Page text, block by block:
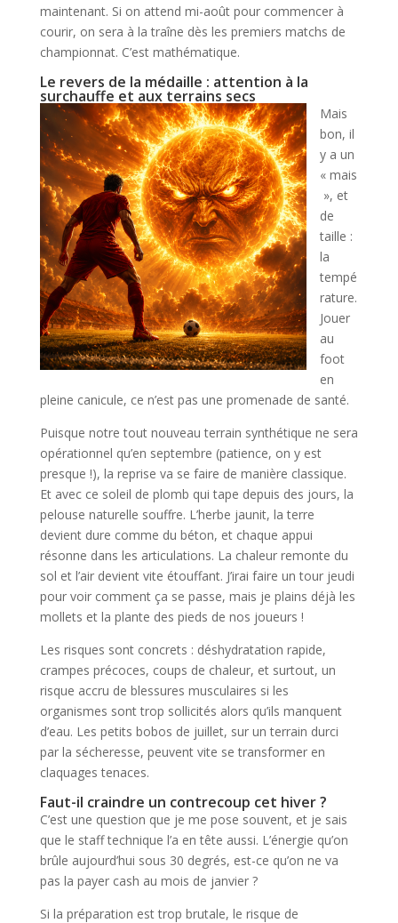
maintenant. Si on attend mi-août pour commencer à
courir, on sera à la traîne dès les premiers matchs de
championnat. C’est mathématique.
Le revers de la médaille : attention à la
surchauffe et aux terrains secs
Mais
bon, il
y a un
« mais
», et
de
taille :
la
tempé
rature.
Jouer
au
foot
en
pleine canicule, ce n’est pas une promenade de santé.
Puisque notre tout nouveau terrain synthétique ne sera
opérationnel qu’en septembre (patience, on y est
presque !), la reprise va se faire de manière classique.
Et avec ce soleil de plomb qui tape depuis des jours, la
pelouse naturelle souffre. L’herbe jaunit, la terre
devient dure comme du béton, et chaque appui
résonne dans les articulations. La chaleur remonte du
sol et l’air devient vite étouffant. J’irai faire un tour jeudi
pour voir comment ça se passe, mais je plains déjà les
mollets et la plante des pieds de nos joueurs !
Les risques sont concrets : déshydratation rapide,
crampes précoces, coups de chaleur, et surtout, un
risque accru de blessures musculaires si les
organismes sont trop sollicités alors qu’ils manquent
d’eau. Les petits bobos de juillet, sur un terrain durci
par la sécheresse, peuvent vite se transformer en
claquages tenaces.
Faut-il craindre un contrecoup cet hiver ?
C’est une question que je me pose souvent, et je sais
que le staff technique l’a en tête aussi. L’énergie qu’on
brûle aujourd’hui sous 30 degrés, est-ce qu’on ne va
pas la payer cash au mois de janvier ?
Si la préparation est trop brutale, le risque de